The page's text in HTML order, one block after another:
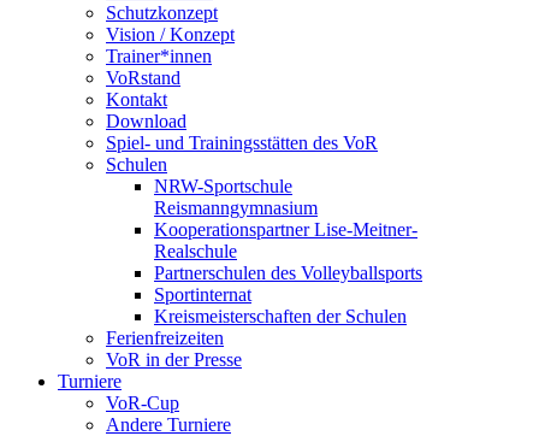
Schutzkonzept
Vision / Konzept
Trainer*innen
VoRstand
Kontakt
Download
Spiel- und Trainingsstätten des VoR
Schulen
NRW-Sportschule
Reismanngymnasium
Kooperationspartner Lise-Meitner-
Realschule
Partnerschulen des Volleyballsports
Sportinternat
Kreismeisterschaften der Schulen
Ferienfreizeiten
VoR in der Presse
Turniere
VoR-Cup
Andere Turniere